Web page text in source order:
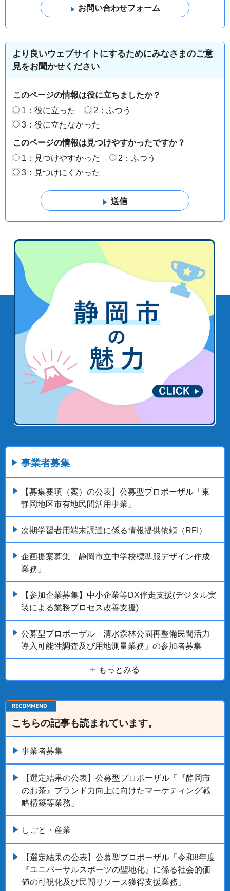
より良いウェブサイトにするためにみなさまのご意
見をお聞かせください
このページの情報は役に立ちましたか？
1：役に立った
2：ふつう
3：役に立たなかった
このページの情報は見つけやすかったですか？
1：見つけやすかった
2：ふつう
3：見つけにくかった
事業者募集
【募集要項（案）の公表】公募型プロポーザル「東
静岡地区市有地民間活用事業」
次期学習者用端末調達に係る情報提供依頼（RFI）
企画提案募集「静岡市立中学校標準服デザイン作成
業務」
【参加企業募集】中小企業等DX伴走支援(デジタル実
装による業務プロセス改善支援)
公募型プロポーザル「清水森林公園再整備民間活力
導入可能性調査及び用地測量業務」の参加者募集
もっとみる
こちらの記事も読まれています。
事業者募集
【選定結果の公表】公募型プロポーザル「『静岡市
のお茶』ブランド力向上に向けたマーケティング戦
略構築等業務」
しごと・産業
【選定結果の公表】公募型プロポーザル「令和8年度
『ユニバーサルスポーツの聖地化』に係る社会的価
値の可視化及び民間リソース獲得支援業務」